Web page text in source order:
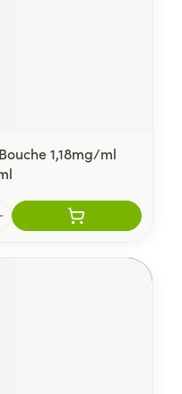
1,18mg/ml